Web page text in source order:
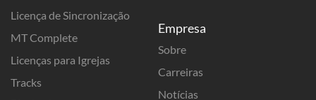
Licença de Sincronização
MT Complete
Licenças para Igrejas
Tracks
Empresa
Sobre
Carreiras
Notícias